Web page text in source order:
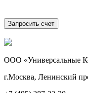
ООО «Универсальные
г.Москва, Ленинский